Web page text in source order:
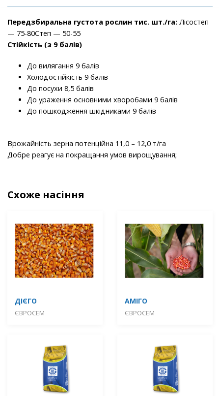
Передзбиральна густота рослин тис. шт./га: Лісостеп
— 75-80Степ — 50-55
Стійкість (з 9 балів)
До вилягання 9 балів
Холодостійкість 9 балів
До посухи 8,5 балів
До ураження основними хворобами 9 балів
До пошкодження шкідниками 9 балів
Врожайність зерна потенційна 11 ,0 – 1 2,0 т/га
Добре реагує на покращання умов вирощування;
Схоже насіння
ДІЄГО
ЄВРОСЕМ
АМІГО
ЄВРОСЕМ